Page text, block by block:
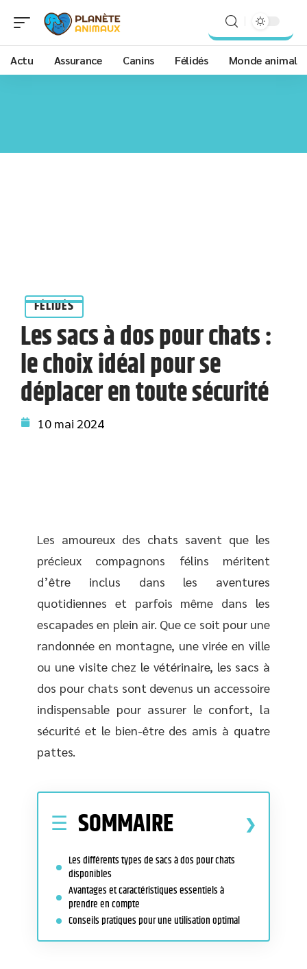
Actu Assurance Canins Félidés Monde animal
FÉLIDÉS
Les sacs à dos pour chats :
le choix idéal pour se
déplacer en toute sécurité
10 mai 2024
Les amoureux des chats savent que les
précieux compagnons félins méritent
d’être inclus dans les aventures
quotidiennes et parfois même dans les
escapades en plein air. Que ce soit pour une
randonnée en montagne, une virée en ville
ou une visite chez le vétérinaire, les sacs à
dos pour chats sont devenus un accessoire
indispensable pour assurer le confort, la
sécurité et le bien-être des amis à quatre
pattes.
SOMMAIRE
Les différents types de sacs à dos pour chats
disponibles
Avantages et caractéristiques essentiels à
prendre en compte
Conseils pratiques pour une utilisation optimal